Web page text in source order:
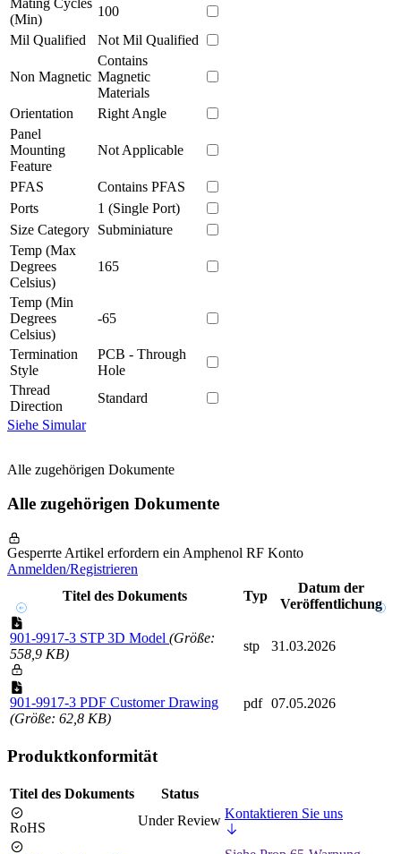
(Min)
100
Mil Qualified
Not Mil Qualified
Non Magnetic
Contains
Magnetic
Materials
Orientation
Right Angle
Panel
Mounting
Feature
Not Applicable
PFAS
Contains PFAS
Ports
1 (Single Port)
Size Category Subminiature
Temp (Max
Degrees
Celsius)
165
Temp (Min
Degrees
Celsius)
-65
Termination
Style
PCB - Through
Hole
Thread
Direction
Standard
Siehe Simular
Alle zugehörigen Dokumente
Alle zugehörigen Dokumente
Gesperrte Artikel erfordern ein Amphenol RF Konto
Anmelden/Registrieren
Titel des Dokuments
Typ
Datum der
Veröffentlichung
901-9917-3 STP 3D Model (Größe:
558,9 KB)
stp 31.03.2026
901-9917-3 PDF Customer Drawing
(Größe: 62,8 KB)
pdf 07.05.2026
Produktkonformität
Titel des Dokuments Status
RoHS Under Review Kontaktieren Sie uns